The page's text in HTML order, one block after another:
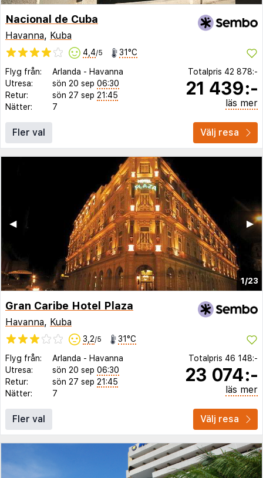
Nacional de Cuba
Havanna, Kuba
4,4/5 31°C
Flyg från: Arlanda - Havanna
Utresa:
sön 20 sep 06:30
Retur:
sön 27 sep 21:45
Nätter:
7
Totalpris 42 878:-
21 439:-
läs mer
Fler val Välj resa
1/23
▶︎
◀︎
Gran Caribe Hotel Plaza
Havanna, Kuba
3,2/5 31°C
Flyg från: Arlanda - Havanna
Utresa:
sön 20 sep 06:30
Retur:
sön 27 sep 21:45
Nätter:
7
Totalpris 46 148:-
23 074:-
läs mer
Fler val Välj resa